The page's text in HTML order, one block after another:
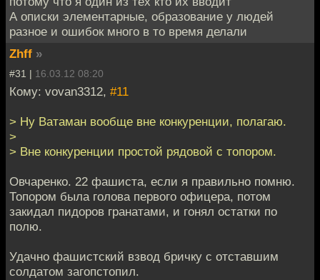
А описки элементарные, образование у людей
разное и ошибок много в то время делали
Zhff »
#31 | 16.03.12 08:20
Кому: vovan3312, #11
> Ну Ватаман вообще вне конкуренции, полагаю.
>
> Вне конкуренции простой рядовой с топором.
Овчаренко. 22 фашиста, если я правильно помню.
Топором была голова первого офицера, потом
закидал пидоров гранатами, и гонял остатки по
полю.
Удачно фашистский взвод бричку с отставшим
солдатом загопстопил.